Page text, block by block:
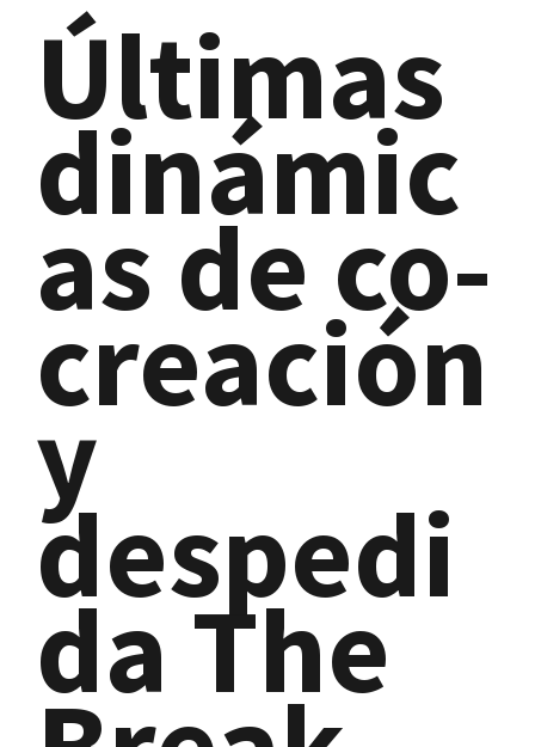
Últimas
dinámic
as de co-
creación
y
despedi
da The